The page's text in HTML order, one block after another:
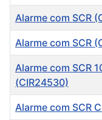
Alarme com SCR
Alarme com SCR
Alarme com SCR
(CIR24530)
Alarme com SCR